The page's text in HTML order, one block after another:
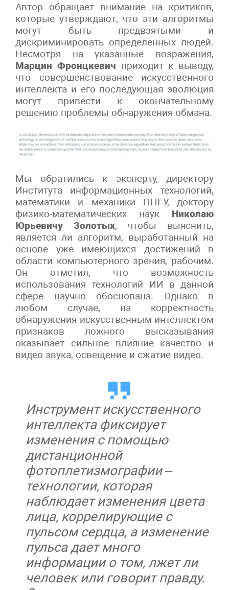
Автор обращает внимание на критиков,
которые утверждают, что эти алгоритмы
могут быть предвзятыми и
дискриминировать определенных людей.
Несмотря на указанные возражения,
Марцин Фронцкевич приходит к выводу,
что совершенствование искусственного
интеллекта и его последующая эволюция
могут привести к окончательному
решению проблемы обнаружения обмана.
Мы обратились к эксперту, директору
Института информационных технологий,
математики и механики ННГУ, доктору
физико-математических наук Николаю
Юрьевичу Золотых, чтобы выяснить,
является ли алгоритм, выработанный на
основе уже имеющихся достижений в
области компьютерного зрения, рабочим.
Он отметил, что возможность
использования технологий ИИ в данной
сфере научно обоснована. Однако в
любом случае, на корректность
обнаружения искусственным интеллектом
признаков ложного высказывания
оказывает сильное влияние качество и
видео звука, освещение и сжатие видео.
Инструмент искусственного
интеллекта фиксирует
изменения с помощью
дистанционной
фотоплетизмографии –
технологии, которая
наблюдает изменения цвета
лица, коррелирующие с
пульсом сердца, а изменение
пульса дает много
информации о том, лжет ли
человек или говорит правду.